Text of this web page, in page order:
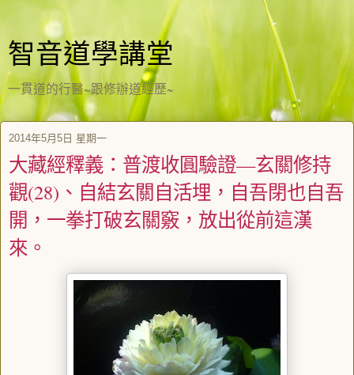
智音道學講堂
一貫道的行醫~跟修辦道經歷~
2014年5月5日 星期一
大藏經釋義：普渡收圓驗證—玄關修持
觀(28)、自結玄關自活埋，自吾閉也自吾
開，一拳打破玄關竅，放出從前這漢
來。